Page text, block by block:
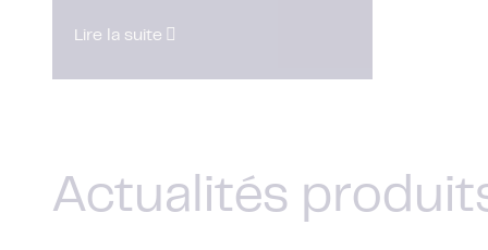
Lire la suite
Actualités